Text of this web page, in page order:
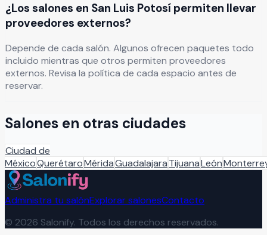
¿Los salones en San Luis Potosí permiten llevar
proveedores externos?
Depende de cada salón. Algunos ofrecen paquetes todo
incluido mientras que otros permiten proveedores
externos. Revisa la política de cada espacio antes de
reservar.
Salones en otras ciudades
Ciudad de
MéxicoQuerétaroMéridaGuadalajaraTijuanaLeón
Administra tu salónExplorar salonesContacto
© 2026 Salonify. Todos los derechos reservados.